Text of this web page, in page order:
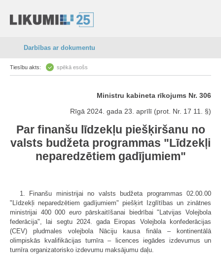
Darbības ar dokumentu
Tiesību akts: spēkā esošs
Ministru kabineta rīkojums Nr. 306
Rīgā 2024. gada 23. aprīlī (prot. Nr. 17 11. §)
Par finanšu līdzekļu piešķiršanu no
valsts budžeta programmas "Līdzekļi
neparedzētiem gadījumiem"
1. Finanšu ministrijai no valsts budžeta programmas 02.00.00
"Līdzekļi neparedzētiem gadījumiem" piešķirt Izglītības un zinātnes
ministrijai 400 000euro pārskaitīšanai biedrībai "Latvijas Volejbola
federācija", lai segtu 2024. gada Eiropas Volejbola konfederācijas
(CEV) pludmales volejbola Nāciju kausa fināla – kontinentālā
olimpiskās kvalifikācijas turnīra – licences iegādes izdevumus un
turnīra organizatorisko izdevumu maksājumu daļu.